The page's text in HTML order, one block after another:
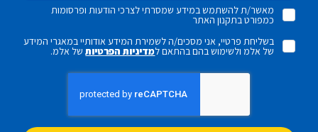
מאשר/ת להשתמש במידע שמסרתי לצרכי הודעות ופרסומות
כמפורט בתקנון האתר
בשליחת פרטיי, אני מסכים/ה לשמירת המידע אודותיי במאגרי המידע
של אלמ ולשימוש בהם בהתאם למדיניות הפרטיותשל אלמ.